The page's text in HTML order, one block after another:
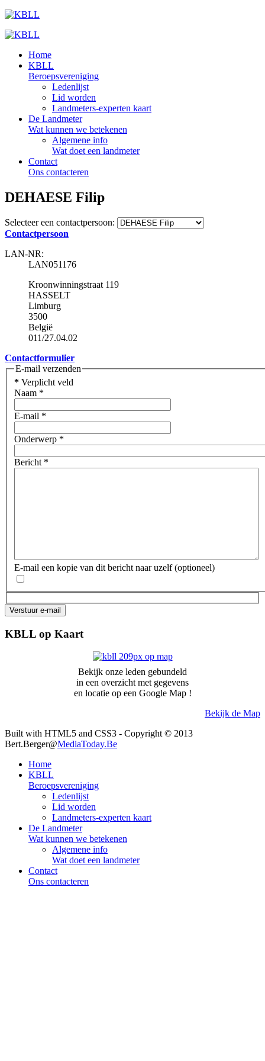
Home
KBLL
Beroepsvereniging
Ledenlijst
Lid worden
Landmeters-experten kaart
De Landmeter
Wat kunnen we betekenen
Algemene info
Wat doet een landmeter
Contact
Ons contacteren
DEHAESE Filip
Selecteer een contactpersoon:
Contactpersoon
LAN-NR:
LAN051176
Kroonwinningstraat 119
HASSELT
Limburg
3500
België
011/27.04.02
Contactformulier
E-mail verzenden
* Verplicht veld
Naam *
E-mail *
Onderwerp *
Bericht*
E-mail een kopie van dit bericht naar uzelf (optioneel)
Verstuur e-mail
KBLL op Kaart
Bekijk onze leden gebundeld
in een overzicht met gegevens
en locatie op een Google Map !
Bekijk de Map
Built with HTML5 and CSS3 - Copyright © 2013
Bert.Berger@MediaToday.Be
Home
KBLL
Beroepsvereniging
Ledenlijst
Lid worden
Landmeters-experten kaart
De Landmeter
Wat kunnen we betekenen
Algemene info
Wat doet een landmeter
Contact
Ons contacteren